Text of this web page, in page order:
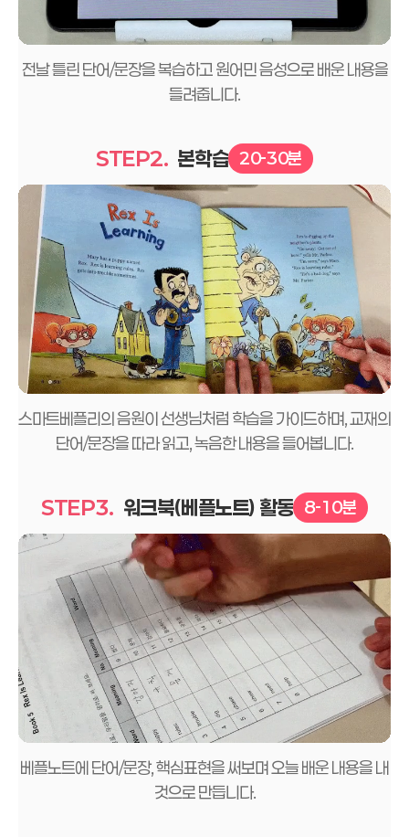
전날 틀린 단어/문장을 복습하고 원어민 음성으로 배운 내용을
들려줍니다.
STEP2. 본학습 20-30분
스마트베플리의 음원이 선생님처럼 학습을 가이드하며, 교재의
단어/문장을 따라 읽고, 녹음한 내용을 들어봅니다.
STEP3. 워크북(베플노트) 활동 8-10분
베플노트에 단어/문장, 핵심표현을 써보며 오늘 배운 내용을 내
것으로 만듭니다.